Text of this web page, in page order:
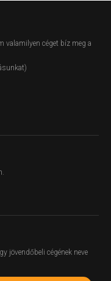
valamilyen céget bíz meg a
jövendőbeli cégének neve